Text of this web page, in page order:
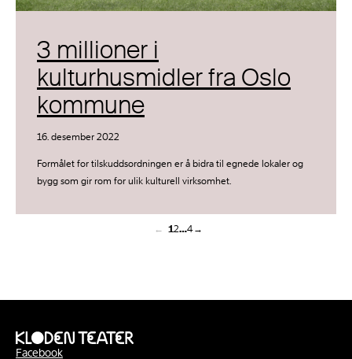
3 millioner i
kulturhusmidler fra Oslo
kommune
16. desember 2022
Formålet for tilskuddsordningen er å bidra til egnede lokaler og
bygg som gir rom for ulik kulturell virksomhet.
← 12…4→
Facebook